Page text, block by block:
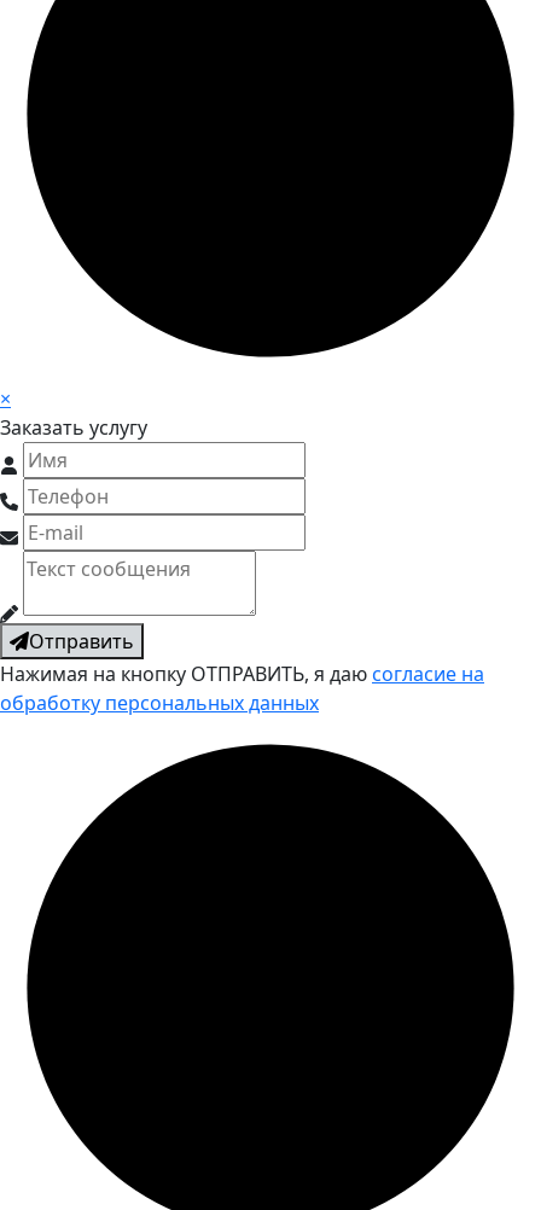
×
Заказать услугу
Отправить
Нажимая на кнопку ОТПРАВИТЬ, я даюсогласие на
обработку персональных данных